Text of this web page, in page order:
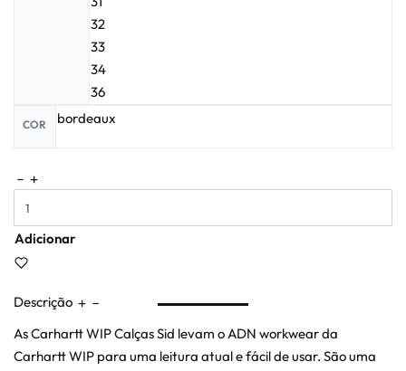
32
33
34
36
COR bordeaux
Adicionar
Descrição
As Carhartt WIP Calças Sid levam o ADN workwear da
Carhartt WIP para uma leitura atual e fácil de usar. São uma